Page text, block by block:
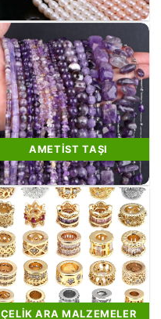
AMETIST TAŞI
ÇELIK ARA MALZEMELER